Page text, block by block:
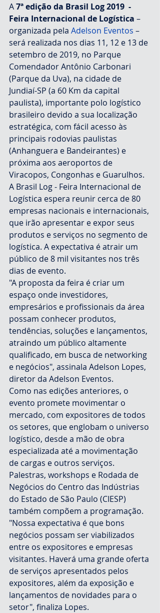
A 7ª edição da Brasil Log 2019  -
Feira Internacional de Logística –
organizada pela Adelson Eventos –
será realizada nos dias 11, 12 e 13 de
setembro de 2019, no Parque
Comendador Antônio Carbonari
(Parque da Uva), na cidade de
Jundiaí-SP (a 60 Km da capital
paulista), importante polo logístico
brasileiro devido a sua localização
estratégica, com fácil acesso às
principais rodovias paulistas
(Anhanguera e Bandeirantes) e
próxima aos aeroportos de
Viracopos, Congonhas e Guarulhos.
A Brasil Log - Feira Internacional de
Logística espera reunir cerca de 80
empresas nacionais e internacionais,
que irão apresentar e expor seus
produtos e serviços no segmento de
logística. A expectativa é atrair um
público de 8 mil visitantes nos três
dias de evento.
"A proposta da feira é criar um
espaço onde investidores,
empresários e profissionais da área
possam conhecer produtos,
tendências, soluções e lançamentos,
atraindo um público altamente
qualificado, em busca de networking
e negócios", assinala Adelson Lopes,
diretor da Adelson Eventos.
Como nas edições anteriores, o
evento promete movimentar o
mercado, com expositores de todos
os setores, que englobam o universo
logístico, desde a mão de obra
especializada até a movimentação
de cargas e outros serviços.
Palestras, workshops e Rodada de
Negócios do Centro das Indústrias
do Estado de São Paulo (CIESP)
também compõem a programação.
"Nossa expectativa é que bons
negócios possam ser viabilizados
entre os expositores e empresas
visitantes. Haverá uma grande oferta
de serviços apresentados pelos
expositores, além da exposição e
lançamentos de novidades para o
setor", finaliza Lopes.